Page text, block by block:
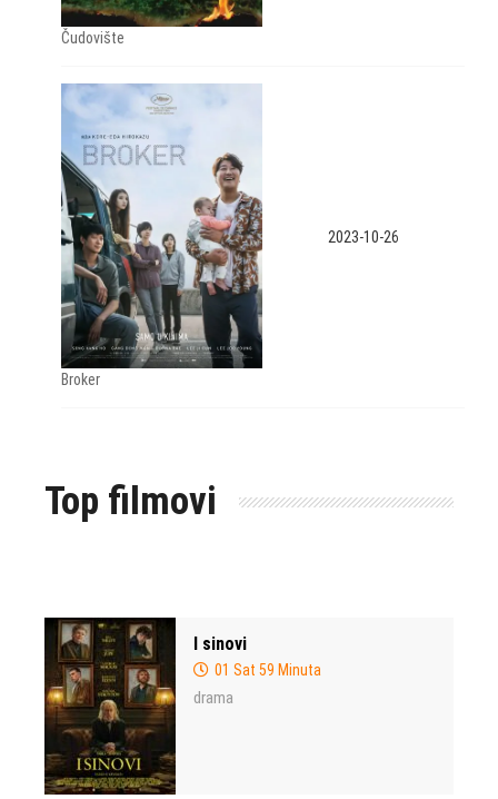
Čudovište
Broker
2023-10-26
Top filmovi
I sinovi
01 Sat 59 Minuta
drama